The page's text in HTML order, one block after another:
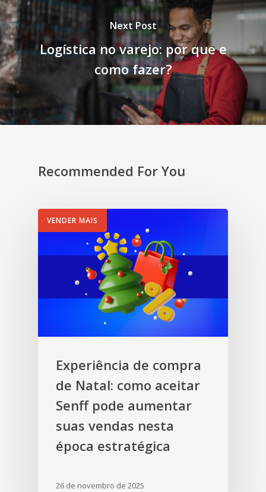
Next Post
Logística no varejo: por que e
como fazer?
Recommended For You
VENDER MAIS
Experiência de compra
de Natal: como aceitar
Senff pode aumentar
suas vendas nesta
época estratégica
26 de novembro de 2025